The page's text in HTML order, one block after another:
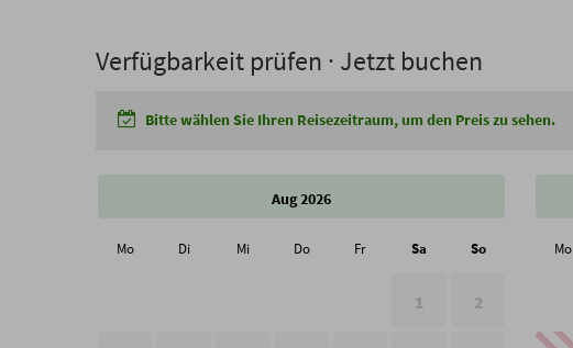
Verfügbarkeit prüfen · Jetzt buchen
Bitte wählen Sie Ihren Reisezeitraum, um den Preis zu sehen.
Aug 2026
Mo Di Mi Do Fr Sa So
1 2
Mo